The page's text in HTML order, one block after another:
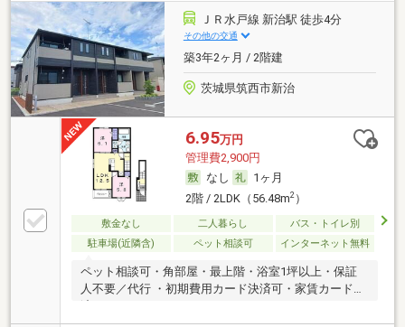
ＪＲ水戸線 新治駅 徒歩4分
その他の交通
築3年2ヶ月 / 2階建
茨城県筑西市新治
6.95万円
管理費2,900円
なし
1ヶ月
2階 / 2LDK（56.48m2）
敷金なし 二人暮らし
バス・トイレ別
駐車場(近隣含)
ペット相談可 インターネット無料
ペット相談可・角部屋・最上階・浴室1坪以上・保証
人不要／代行 ・初期費用カード決済可・家賃カード決